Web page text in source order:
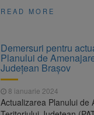
READ MORE
Demersuri pentru
Planului de
Judeţean Brașov
8 ianuarie 2024
Actualizarea Planului de